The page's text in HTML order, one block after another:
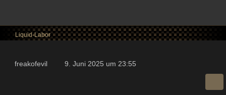
Liquid-Labor
freakofevil 9. Juni 2025 um 23:55